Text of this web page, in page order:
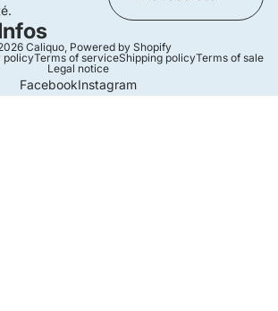
Caliquo, Powered by Shopify
policyTerms of serviceShipping policyTerms of sale
Legal notice
FacebookInstagram